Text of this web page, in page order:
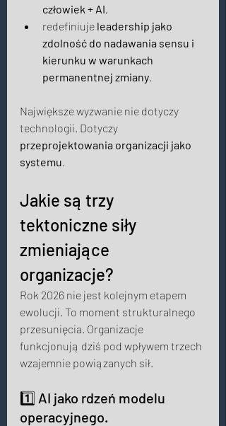
człowiek + AI,
redefiniuje leadership jako
zdolność do nadawania sensu i
kierunku w warunkach
permanentnej zmiany
Największe wyzwanie nie dotyczy
technologii. Dotyczy
przeprojektowania organizacji jako
systemu
Jakie są trzy
tektoniczne siły
zmieniające
organizacje?
Rok 2026 nie jest kolejnym etapem
ewolucji. To moment strukturalnego
przesunięcia. Organizacje
funkcjonują dziś pod wpływem trzech
wzajemnie powiązanych sił.
1️⃣ AI jako rdzeń modelu
operacyjnego.